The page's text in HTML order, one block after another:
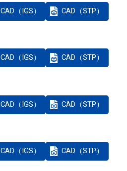
CAD（IGS） CAD（STP）
CAD（IGS） CAD（STP）
CAD（IGS） CAD（STP）
CAD（IGS） CAD（STP）